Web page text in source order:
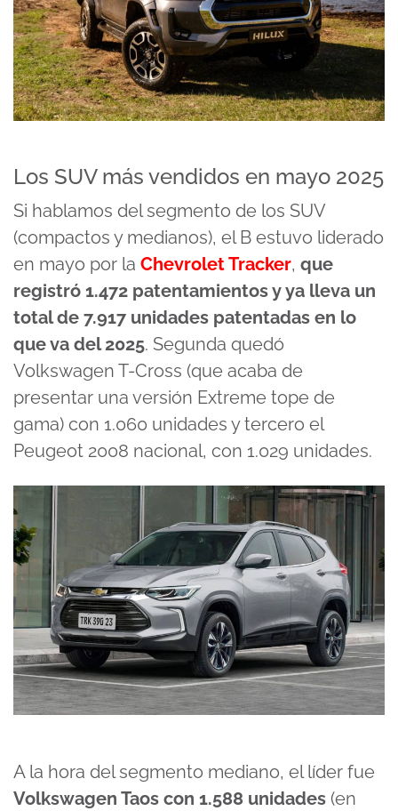
Los SUV más vendidos en mayo 2025
Si hablamos del segmento de los SUV
(compactos y medianos), el B estuvo liderado
en mayo por la Chevrolet Tracker, que
registró 1.472 patentamientos y ya lleva un
total de 7.917 unidades patentadas en lo
que va del 2025. Segunda quedó
Volkswagen T-Cross (que acaba de
presentar una versión Extreme tope de
gama) con 1.060 unidades y tercero el
Peugeot 2008 nacional, con 1.029 unidades.
A la hora del segmento mediano, el líder fue
Volkswagen Taos con 1.588 unidades (en